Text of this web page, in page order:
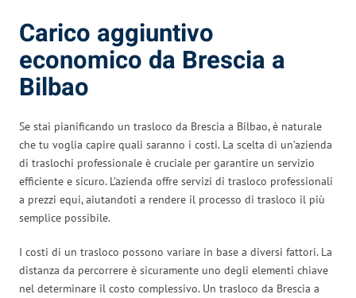
Carico aggiuntivo
economico da Brescia a
Bilbao
Se stai pianificando un trasloco da Brescia a Bilbao, è naturale
che tu voglia capire quali saranno i costi. La scelta di un’azienda
di traslochi professionale è cruciale per garantire un servizio
efficiente e sicuro. L’azienda offre servizi di trasloco professionali
a prezzi equi, aiutandoti a rendere il processo di trasloco il più
semplice possibile.
I costi di un trasloco possono variare in base a diversi fattori. La
distanza da percorrere è sicuramente uno degli elementi chiave
nel determinare il costo complessivo. Un trasloco da Brescia a